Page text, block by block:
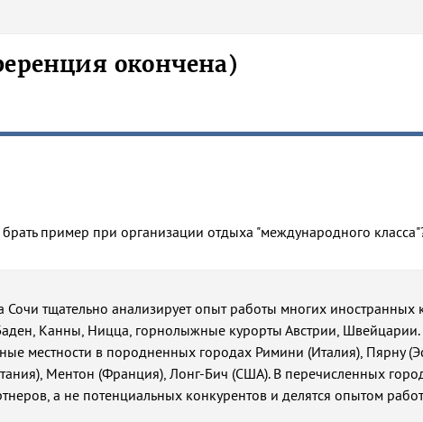
окончена)
пример при организации отдыха "международного
тщательно анализирует опыт работы многих иностранных
Канны, Ницца, горнолыжные курорты Австрии, Швейцарии.
местности в породненных городах Римини (Италия), Пярну
Ментон (Франция), Лонг-Бич (США). В перечисленных
а не потенциальных конкурентов и делятся опытом